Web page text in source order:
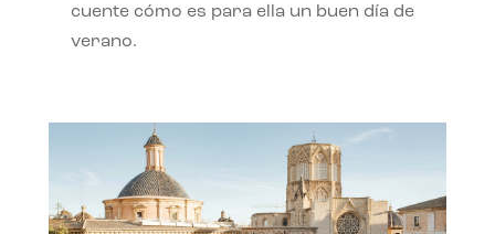
cuente cómo es para ella un buen día de
verano.